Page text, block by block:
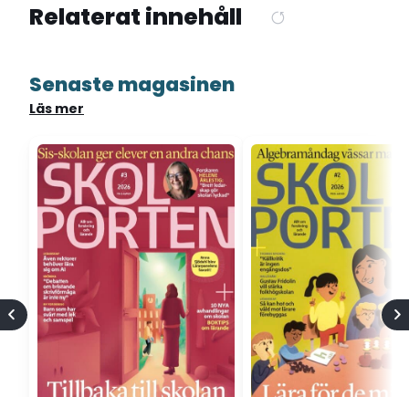
Relaterat innehåll
Senaste magasinen
Läs mer